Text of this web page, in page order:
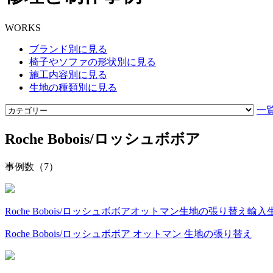
WORKS
ブランド別に見る
椅子やソファの形状別に見る
施工内容別に見る
生地の種類別に見る
一
Roche Bobois/ロッシュボボア
事例数（7）
Roche Bobois/ロッシュボボアオットマン生地の張り替え 輸入
Roche Bobois/ロッシュボボア オットマン 生地の張り替え